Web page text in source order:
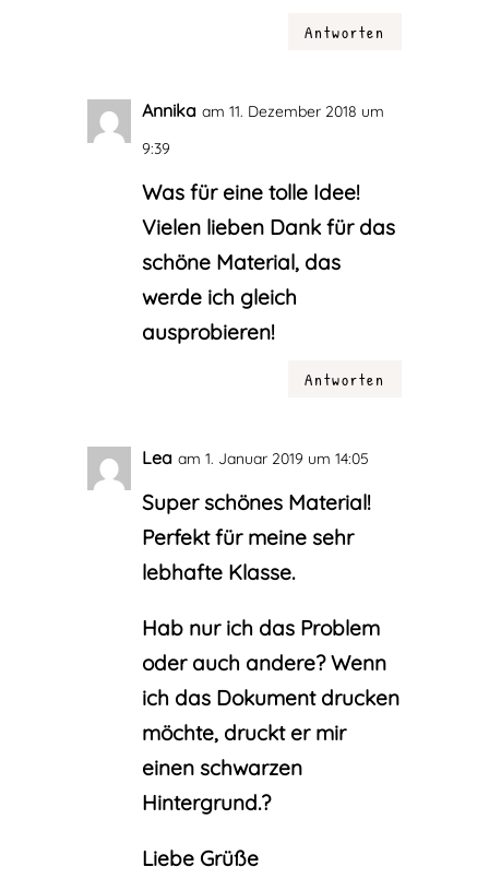
Antworten
Annika am 11. Dezember 2018 um
9:39
Was für eine tolle Idee!
Vielen lieben Dank für das
schöne Material, das
werde ich gleich
ausprobieren!
Antworten
Lea am 1. Januar 2019 um 14:05
Super schönes Material!
Perfekt für meine sehr
lebhafte Klasse.
Hab nur ich das Problem
oder auch andere? Wenn
ich das Dokument drucken
möchte, druckt er mir
einen schwarzen
Hintergrund.?
Liebe Grüße